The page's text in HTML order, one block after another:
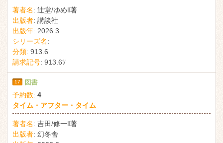
著者名: 辻堂/ゆめ‖著
出版者: 講談社
出版年: 2026.3
シリーズ名:
分類: 913.6
請求記号: 913.6ﾂ
17 図書
予約数: 4
タイム・アフター・タイム
著者名: 吉田/修一‖著
出版者: 幻冬舎